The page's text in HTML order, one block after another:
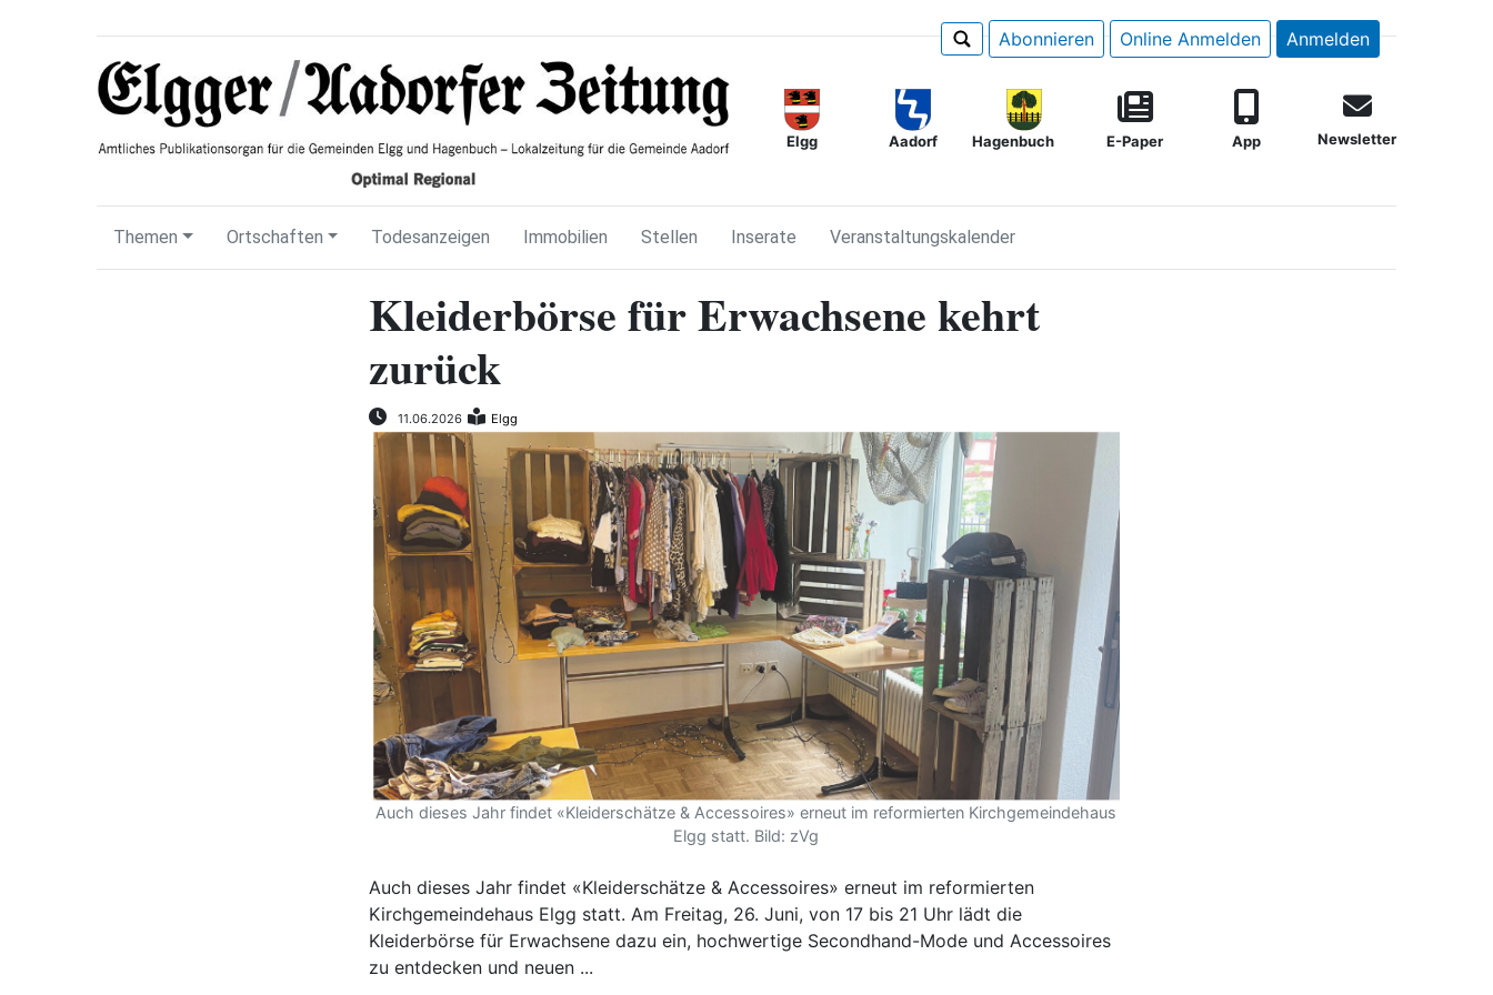
Abonnieren Online Anmelden Anmelden
Elgg Aadorf Hagenbuch E-Paper App Newsletter
Themen Ortschaften Todesanzeigen Immobilien Stellen Inserate Veranstaltungskalender
Kleiderbörse für Erwachsene kehrt
zurück
11.06.2026 Elgg
Auch dieses Jahr findet «Kleiderschätze & Accessoires» erneut im reformierten Kirchgemeindehaus
Elgg statt. Bild: zVg
Auch dieses Jahr findet «Kleiderschätze & Accessoires» erneut im reformierten
Kirchgemeindehaus Elgg statt. Am Freitag, 26. Juni, von 17 bis 21 Uhr lädt die
Kleiderbörse für Erwachsene dazu ein, hochwertige Secondhand-Mode und Accessoires
zu entdecken und neuen ...